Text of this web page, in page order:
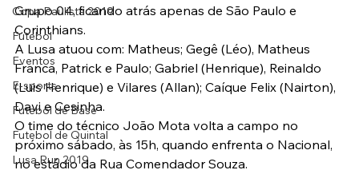
Copa Paulista 2019
Futebol
Eventos
E-sports
Futebol de Base
Futebol de Quintal
Lusa Run 2019
Grupo 04, ficando atrás apenas de São Paulo e
Corinthians.
A Lusa atuou com: Matheus; Gegê (Léo), Matheus
Franca, Patrick e Paulo; Gabriel (Henrique), Reinaldo
(Luis Henrique) e Vilares (Allan); Caíque Felix (Nairton),
Davi e Cesinha.
O time do técnico João Mota volta a campo no
próximo sábado, às 15h, quando enfrenta o Nacional,
no estádio da Rua Comendador Souza.